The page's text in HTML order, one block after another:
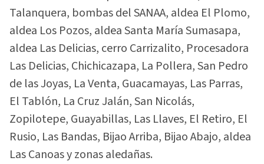
Talanquera, bombas del SANAA, aldea El Plomo,
aldea Los Pozos, aldea Santa María Sumasapa,
aldea Las Delicias, cerro Carrizalito, Procesadora
Las Delicias, Chichicazapa, La Pollera, San Pedro
de las Joyas, La Venta, Guacamayas, Las Parras,
El Tablón, La Cruz Jalán, San Nicolás,
Zopilotepe, Guayabillas, Las Llaves, El Retiro, El
Rusio, Las Bandas, Bijao Arriba, Bijao Abajo, aldea
Las Canoas y zonas aledañas.